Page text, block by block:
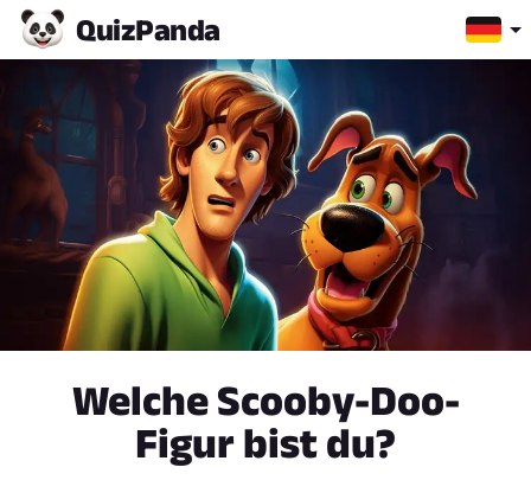
QuizPanda
Welche Scooby-Doo-
Figur bist du?